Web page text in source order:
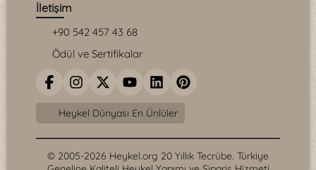
İletişim
+90 542 457 43 68
Ödül ve Sertifikalar
Heykel Dünyası En Ünlüler
© 2005-2026 Heykel.org 20 Yıllık Tecrübe. Türkiye